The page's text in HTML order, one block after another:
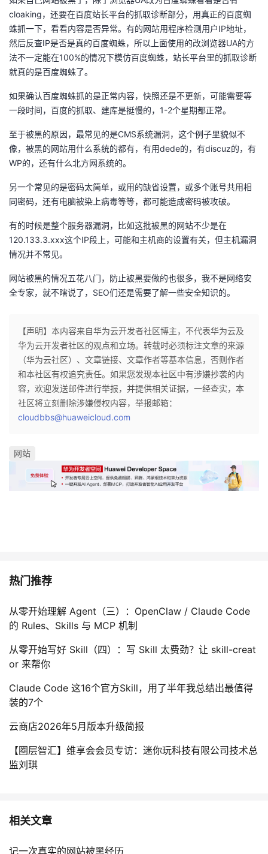
播
活
动
的
关
注
我
的
开
发
学
我
的
程
我
认
的
验
我
收
藏
我
的
Programs
我
的
持
的
技
支
我
的
声
议
cloaking，还要在百度站长平台的抓取诊断部分，用真正的百度蜘
蛛抓一下，看看内容是否异常。有的网站用程序检测用户IP地址，
然后反查IP是否是真的百度蜘蛛，所以上面使用的改浏览器UA的方
法不一定能在100%的情况下模仿百度蜘蛛，站长平台里的抓取诊断
就真的是百度蜘蛛了。
如果确认百度蜘蛛抓的是正常内容，快照还是不更新，可能需要等
一段时间，百度的抓取、建库是挺慢的，1-2个星期都正常。
至于被黑的原因，最常见的是CMS系统漏洞，这个例子里貌似不
像，被黑的网站用什么系统的都有，有用dede的，有discuz的，有
WP的，还有什么北方网系统的。
另一个常见的是密码太简单，或用的缺省设置，或多个账号共用相
同密码，还有电脑被染上病毒等等，都可能造成密码被攻破。
有的时候是整个服务器漏洞，比如这批被黑的网站不少是在
120.133.3.xxx这个IP段上，可能和主机商的设置有关，但主机漏洞
情况并不常见。
网站被黑的情况五花八门，防止被黑要做的也很多，我不是网络安
全专家，就不瞎说了，SEO们还是需要了解一些安全知识的。
【声明】本内容来自华为云开发者社区博主，不代表华为云及
华为云开发者社区的观点和立场。转载时必须标注文章的来源
（华为云社区）、文章链接、文章作者等基本信息，否则作者
和本社区有权追究责任。如果您发现本社区中有涉嫌抄袭的内
容，欢迎发送邮件进行举报，并提供相关证据，一经查实，本
社区将立刻删除涉嫌侵权内容，举报邮箱：
cloudbbs@huaweicloud.com
网站
热门推荐
从零开始理解 Agent（三）：OpenClaw / Claude Code
的 Rules、Skills 与 MCP 机制
从零开始写好 Skill（四）：写 Skill 太费劲？让 skill-creat
or 来帮你
Claude Code 这16个官方Skill，用了半年我总结出最值得
装的7个
云商店2026年5月版本升级简报
【圈层智汇】维享会会员专访：迷你玩科技有限公司技术总
监刘琪
相关文章
记一次真实的网站被黑经历